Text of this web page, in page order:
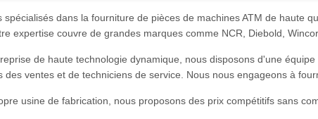
spécialisés dans la fourniture de pièces de machines ATM de haute
expertise couvre de grandes marques comme NCR, Diebold,
de haute technologie dynamique, nous disposons d'une
des ventes et de techniciens de service. Nous nous engageons à
usine de fabrication, nous proposons des prix compétitifs sans